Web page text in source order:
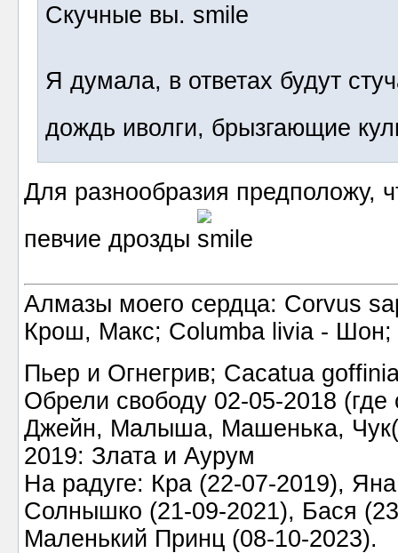
Скучные вы.
Я думала, в ответах будут
дождь иволги, брызгающие
Для разнообразия предположу,
певчие дрозды
Алмазы моего сердца: Corvus
Крош, Макс; Columba livia -
Пьер и Огнегрив; Cacatua
Обрели свободу 02-05-2018
Джейн, Малыша, Машенька,
2019: Злата и Аурум
На радуге: Кра (22-07-2019),
Солнышко (21-09-2021), Бася
Маленький Принц (08-10-2023).